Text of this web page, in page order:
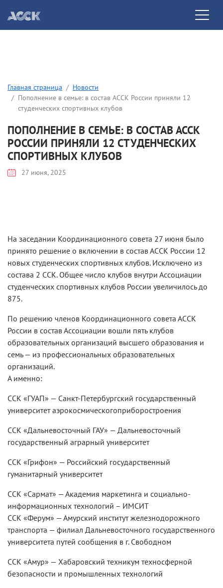
Главная страница
Новости
Пополнение в семье: в состав АССК России приняли 12
студенческих спортивных клубов
ПОПОЛНЕНИЕ В СЕМЬЕ: В СОСТАВ АССК
РОССИИ ПРИНЯЛИ 12 СТУДЕНЧЕСКИХ
СПОРТИВНЫХ КЛУБОВ
27 июня, 2025
На заседании Координационного совета 27 июня было
принято решение о включении в состав АССК России 12
новых студенческих спортивных клубов. Исключено из
состава 2 ССК. Общее число клубов внутри Ассоциации
студенческих спортивных клубов России увеличилось до
875.
По решению членов Координационного совета АССК
России в состав Ассоциации вошли пять клубов
образовательных организаций высшего образования и
семь — из профессиональных образовательных
организаций.
А именно:
ССК «ГУАП» — Санкт-Петербургский государственный
университет аэрокосмическогоприборостроения
ССК «Дальневосточный ГАУ» — Дальневосточный
государственный аграрный университет
ССК «Грифон» — Российский государственный
гуманитарный университет
ССК «Сармат» — Академия маркетинга и социально-
информационных технологий – ИМСИТ
ССК «Ферум» — Амурский институт железнодорожного
транспорта — филиал Дальневосточного государственного
университета путей сообщения в г. Свободном
ССК «Амур» — Хабаровский техникум техносферной
безопасности и промышленных технологий